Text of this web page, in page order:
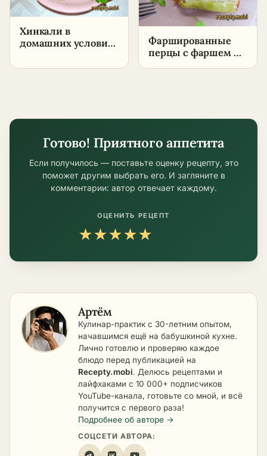
Хинкали в
домашних условиях
грузинское блюдо
Фаршированные
перцы с фаршем и
Готово! Приятного аппетита
Если получилось — поставьте оценку рецепту, это
поможет другим выбрать его. И загляните в
комментарии: автор отвечает каждому.
ОЦЕНИТЬ РЕЦЕПТ
★★★★★
Артём
Кулинар-практик с 30-летним опытом,
начавшимся ещё на бабушкиной кухне.
Лично готовлю и проверяю каждое
блюдо перед публикацией на
Recepty.mobi. Делюсь рецептами и
лайфхаками с 10 000+ подписчиков
YouTube-канала, готовьте со мной, и всё
получится с первого раза!
Подробнее об авторе →
СОЦСЕТИ АВТОРА: